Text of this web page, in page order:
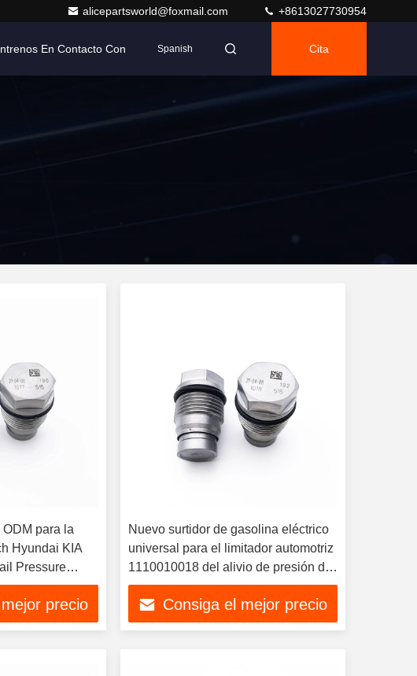
alicepartsworld@foxmail.com +8613027730954
En Contacto Con Spanish Cita
para la
Hyundai KIA
Pressure
inyección de
precio
Nuevo surtidor de gasolina eléctrico
universal para el limitador automotriz
1110010018 del alivio de presión del
carril del combustible del reemplazo
Consiga el mejor precio